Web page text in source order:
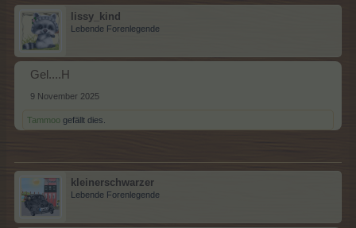
lissy_kind
Lebende Forenlegende
Gel....H
9 November 2025
Tammoo gefällt dies.
kleinerschwarzer
Lebende Forenlegende